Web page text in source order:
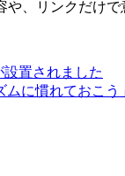
、リンクだけで
置されました
に慣れておこう